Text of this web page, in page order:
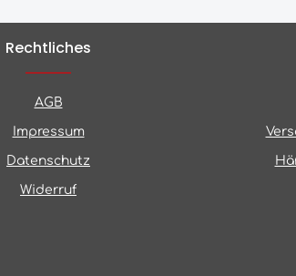
Rechtliches
AGB
Impressum
Datenschutz
Widerruf